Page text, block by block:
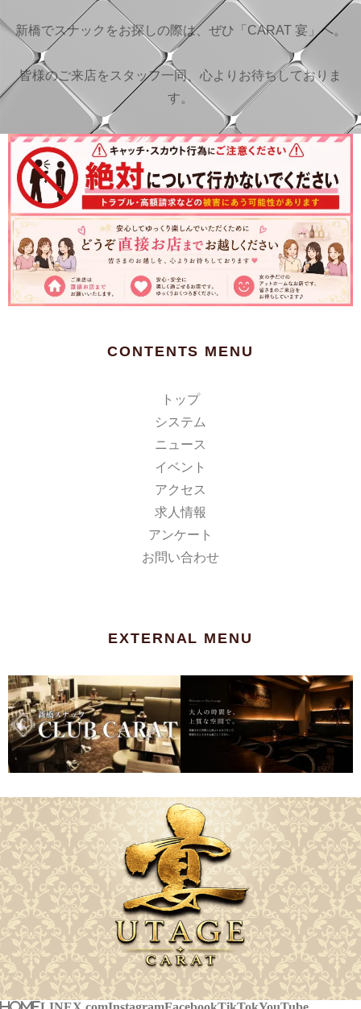
新橋でスナックをお探しの際は、ぜひ「CARAT 宴」へ。
皆様のご来店をスタッフ一同、心よりお待ちしておりま
す。
CONTENTS MENU
トップ
システム
ニュース
イベント
アクセス
求人情報
アンケート
お問い合わせ
EXTERNAL MENU
HOMELINEX.comInstagramFacebookTikTokYouTube